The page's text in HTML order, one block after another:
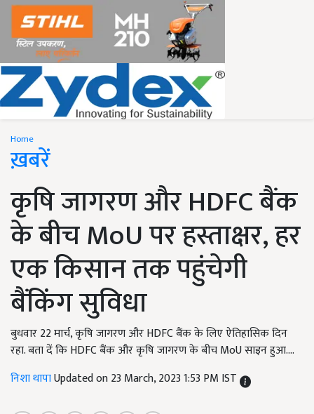
Home
ख़बरें
कृषि जागरण और HDFC बैंक
के बीच MoU पर हस्ताक्षर, हर
एक किसान तक पहुंचेगी
बैंकिंग सुविधा
बुधवार 22 मार्च, कृषि जागरण और HDFC बैंक के लिए ऐतिहासिक दिन
रहा. बता दें कि HDFC बैंक और कृषि जागरण के बीच MoU साइन हुआ....
निशा थापाUpdated on 23 March, 2023 1:53 PM IST